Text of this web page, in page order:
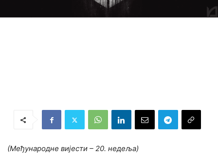
(Међународне вијести – 20. недеља)